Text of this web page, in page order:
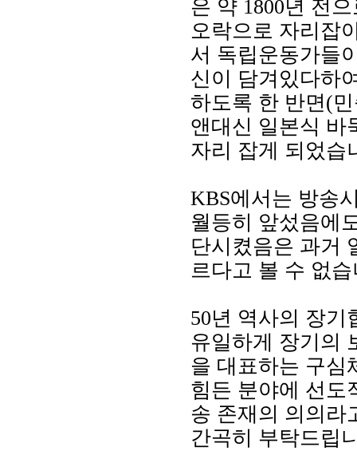
은 약 1800년 전
오락으로 자리잡
서 독립운동가들
신이 담겨있다하
하도록 한 반면(
앤대신 일본식 바
자리 잡게 되었습
KBS에서는 방송
월등히 앞섰음에
단시켰음은 과거
르다고 볼 수 없
50년 역사의 장기
유일하게 장기의
을 대표하는 구심
힘든 분야에 선도
송 존재의 의의라
간곡히 부탁드립